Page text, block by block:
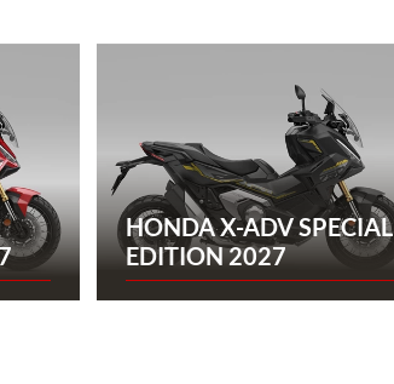
HONDA X-ADV SPECIAL
EDITION 2027